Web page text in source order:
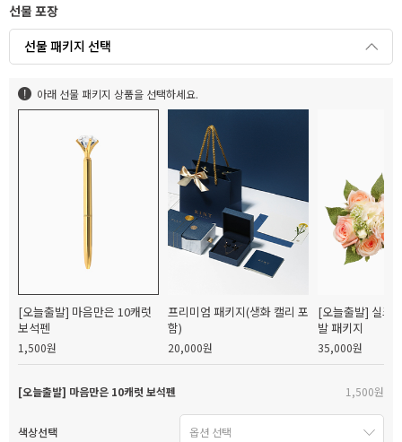
선물 포장
선물 패키지 선택
아래 선물 패키지 상품을 선택하세요.
[오늘출발] 마음만은 10캐럿
보석펜
1,500원
프리미엄 패키지(생화 캘리 포
함)
20,000원
[오늘출발] 실크
발 패키지
35,000원
[오늘출발] 마음만은 10캐럿 보석펜 1,500원
색상선택